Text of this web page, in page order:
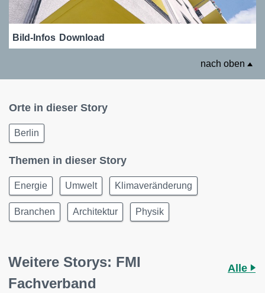
Bild-Infos Download
nach oben
Orte in dieser Story
Berlin
Themen in dieser Story
Energie Umwelt Klimaveränderung
Branchen Architektur Physik
Weitere Storys: FMI
Fachverband
Alle